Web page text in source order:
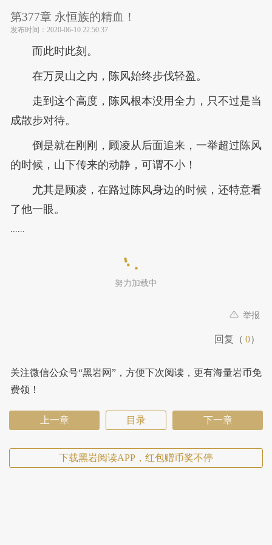
第377章 永恒族的精血！
发布时间： 2020-06-10 22:50:37
而此时此刻。
在万灵山之内，陈风始终步伐轻盈。
走到这个高度，陈风根本没用全力，只不过是当
成散步对待。
倒是就在刚刚，顾凌从后面追来，一举超过陈风
的时候，山下传来的动静，可谓不小！
尤其是顾凌，在路过陈风身边的时候，还特意看
了他一眼。
......
努力加载中
举报
回复（ 0）
关注微信公众号“黑岩网”，方便下次阅读，更有海量岩币免
费领！
上一章 目录 下一章
下载黑岩阅读APP，红包赠币奖不停